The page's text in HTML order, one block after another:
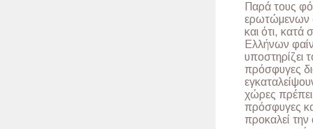
Παρά τους
ερωτώμενων
και ότι, κατά
Ελλήνων
υποστηρίζει
πρόσφυγες
χώρες
πρόσφυγες
προκαλεί